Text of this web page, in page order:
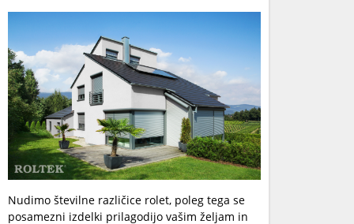
Nudimo številne različice rolet, poleg tega se
posamezni izdelki prilagodijo vašim željam in